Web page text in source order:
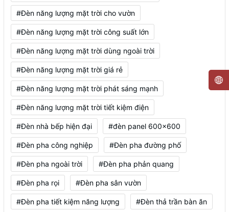
#Đèn năng lượng mặt trời cho vườn
#Đèn năng lượng mặt trời công suất lớn
#Đèn năng lượng mặt trời dùng ngoài trời
#Đèn năng lượng mặt trời giá rẻ
#Đèn năng lượng mặt trời phát sáng mạnh
#Đèn năng lượng mặt trời tiết kiệm điện
#Đèn nhà bếp hiện đại #đèn panel 600x600
#Đèn pha công nghiệp #Đèn pha đường phố
#Đèn pha ngoài trời #Đèn pha phản quang
#Đèn pha rọi #Đèn pha sân vườn
#Đèn pha tiết kiệm năng lượng #Đèn thả trần bàn ăn